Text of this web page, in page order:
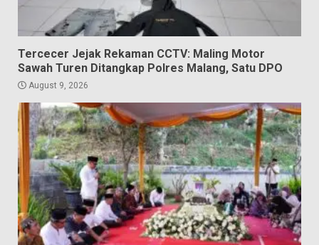
Tercecer Jejak Rekaman CCTV: Maling Motor
Sawah Turen Ditangkap Polres Malang, Satu DPO
August 9, 2026